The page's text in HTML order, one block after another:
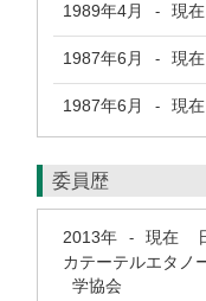
1989年4月 - 現在
1987年6月 - 現在
1987年6月 - 現在
委員歴
2013年 - 現在
カテーテルエタノ
学協会